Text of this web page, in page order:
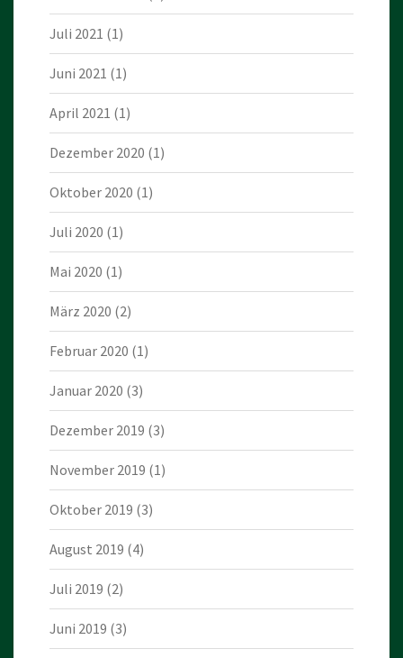
Juli 2021 (1)
Juni 2021 (1)
April 2021 (1)
Dezember 2020 (1)
Oktober 2020 (1)
Juli 2020 (1)
Mai 2020 (1)
März 2020 (2)
Februar 2020 (1)
Januar 2020 (3)
Dezember 2019 (3)
November 2019 (1)
Oktober 2019 (3)
August 2019 (4)
Juli 2019 (2)
Juni 2019 (3)